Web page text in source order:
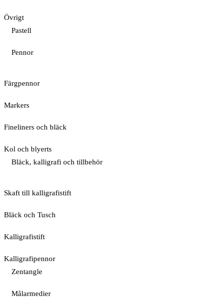
Övrigt
Pastell
Pennor
Färgpennor
Markers
Fineliners och bläck
Kol och blyerts
Bläck, kalligrafi och tillbehör
Skaft till kalligrafistift
Bläck och Tusch
Kalligrafistift
Kalligrafipennor
Zentangle
Målarmedier